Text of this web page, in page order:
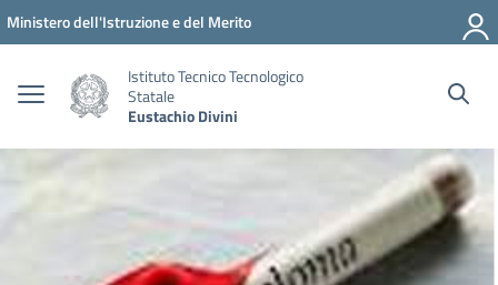
Vai ai contenuti
Vai al menu di navigazione
Vai al footer
Ministero dell'Istruzione e del Merito
Istituto Tecnico Tecnologico
Statale
Eustachio Divini